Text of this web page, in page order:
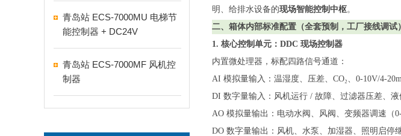
青岛站 ECS-7000MU 电梯节
能控制器 + DC24V
青岛站 ECS-7000MF 风机控
制器
明、给排水设备的现场智能控制中枢。
二、箱体内部标准配置（全套预制，工厂接线调试）
1. 核心控制单元：DDC 现场控制器
内置微处理器，标配四路信号通道：
AI 模拟量输入：温湿度、压差、CO₂、0-10V/4-
DI 数字量输入：风机运行 / 故障、过滤器压差、
AO 模拟量输出：电动水阀、风阀、变频器调速（0-
DO 数字量输出：风机、水泵、加湿器、照明启停